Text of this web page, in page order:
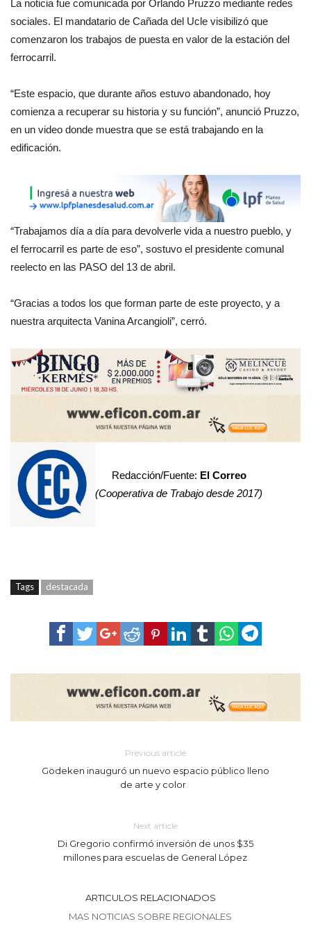
La noticia fue comunicada por Orlando Pruzzo mediante redes
sociales. El mandatario de Cañada del Ucle visibilizó que
comenzaron los trabajos de puesta en valor de la estación del
ferrocarril.
“Este espacio, que durante años estuvo abandonado, hoy
comienza a recuperar su historia y su función”, anunció Pruzzo,
en un video donde muestra que se está trabajando en la
edificación.
“Trabajamos día a día para devolverle vida a nuestro pueblo, y
el ferrocarril es parte de eso”, sostuvo el presidente comunal
reelecto en las PASO del 13 de abril.
“Gracias a todos los que forman parte de este proyecto, y a
nuestra arquitecta Vanina Arcangioli”, cerró.
Redacción/Fuente: El Correo
(Cooperativa de Trabajo desde 2017)
Tags destacada
Previous article
Gödeken inauguró un nuevo espacio público lleno
de arte y color
Next article
Di Gregorio confirmó inversión de unos $35
millones para escuelas de General López
ARTICULOS RELACIONADOS
MAS NOTICIAS SOBRE REGIONALES